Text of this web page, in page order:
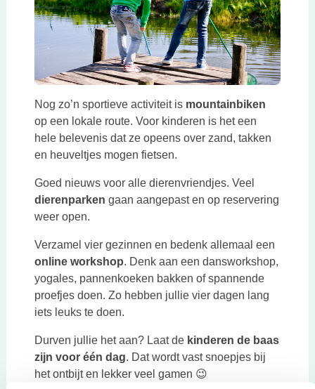
Nog zo’n sportieve activiteit is mountainbiken
op een lokale route. Voor kinderen is het een
hele belevenis dat ze opeens over zand, takken
en heuveltjes mogen fietsen.
Goed nieuws voor alle dierenvriendjes. Veel
dierenparken gaan aangepast en op reservering
weer open.
Verzamel vier gezinnen en bedenk allemaal een
online workshop. Denk aan een dansworkshop,
yogales, pannenkoeken bakken of spannende
proefjes doen. Zo hebben jullie vier dagen lang
iets leuks te doen.
Durven jullie het aan? Laat de kinderen de baas
zijn voor één dag. Dat wordt vast snoepjes bij
het ontbijt en lekker veel gamen 😉